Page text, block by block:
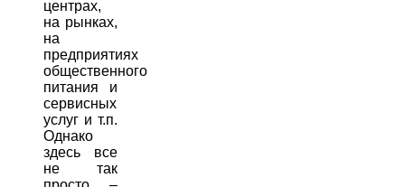
центрах,
на рынках,
на
предприятиях
общественного
питания и
сервисных
услуг и т.п.
Однако
здесь все
не так